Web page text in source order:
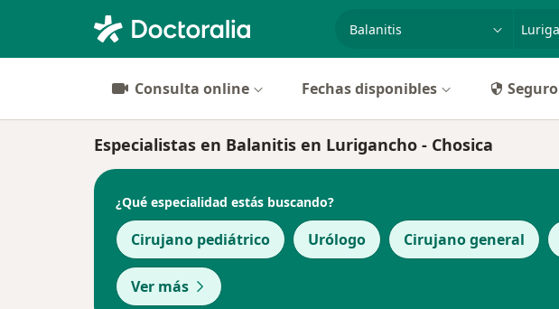
Consulta online Fechas disponibles Seguro
Especialistas en Balanitis en Lurigancho - Chosica
¿Qué especialidad estás buscando?
Cirujano pediátrico Urólogo Cirujano general
Ver más